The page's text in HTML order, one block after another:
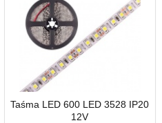
Taśma LED 600 LED 3528 IP20
12V